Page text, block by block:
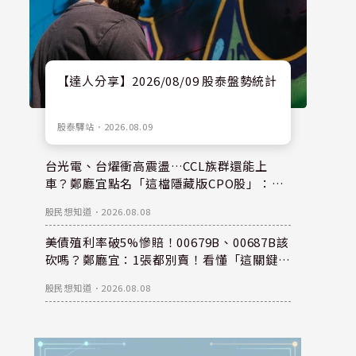
【達人分享】2026/08/09 股泰盤勢統計
股泰驛站 ． 2026.08.09
台光電、台燿衝高震盪…CCL族群還能上
車？鄭廳宜點名「這檔隱藏版CPO股」：每
股民想知道 ． 2026.08.08
美債殖利率破5%慘賠！00679B、00687B該
砍嗎？鄭廳宜：1張都別賣！看懂「這關鍵」
股民想知道 ． 2026.08.08